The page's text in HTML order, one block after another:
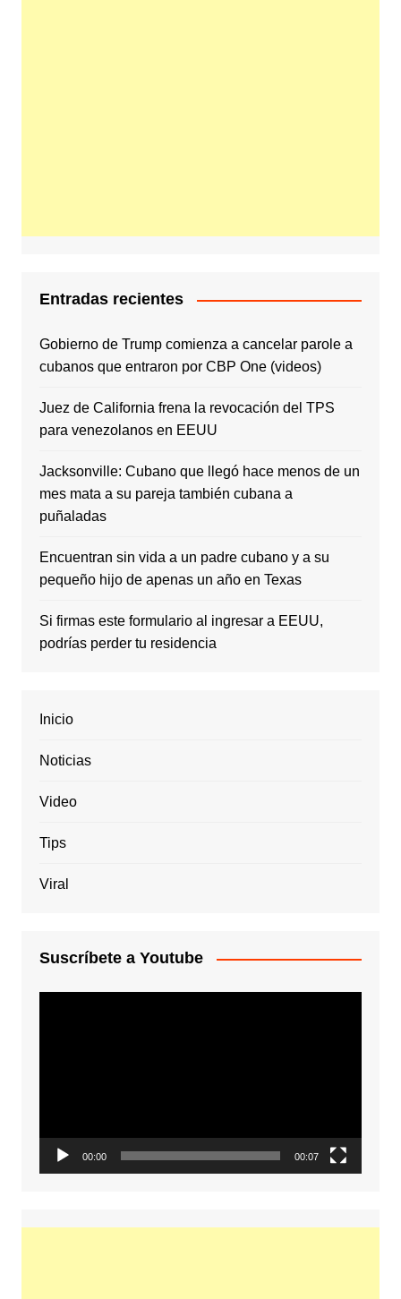
Entradas recientes
Gobierno de Trump comienza a cancelar parole a
cubanos que entraron por CBP One (videos)
Juez de California frena la revocación del TPS
para venezolanos en EEUU
Jacksonville: Cubano que llegó hace menos de un
mes mata a su pareja también cubana a
puñaladas
Encuentran sin vida a un padre cubano y a su
pequeño hijo de apenas un año en Texas
Si firmas este formulario al ingresar a EEUU,
podrías perder tu residencia
Inicio
Noticias
Video
Tips
Viral
Suscríbete a Youtube
00:00 00:07